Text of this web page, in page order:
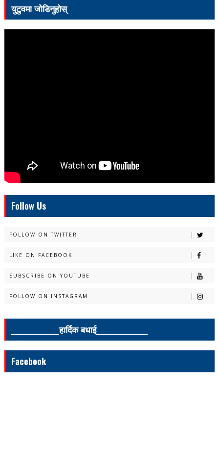
युटुवमा जोडिनुहोस्
Follow Us
FOLLOW ON TWITTER
LIKE ON FACEBOOK
SUBSCRIBE ON YOUTUBE
FOLLOW ON INSTAGRAM
______________हार्दिक बधाई_______________
Facebook